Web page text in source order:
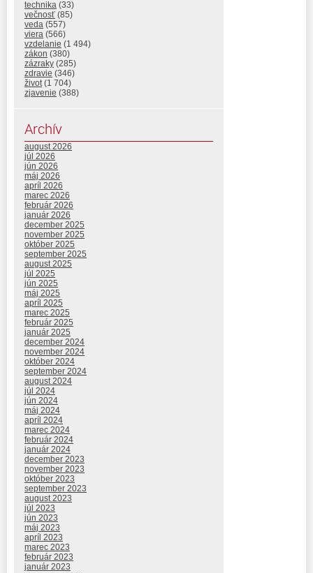
technika (33)
večnosť (85)
veda (557)
viera (566)
vzdelanie (1 494)
zákon (380)
zázraky (285)
zdravie (346)
život(1 704)
zjavenie (388)
Archív
august 2026
júl 2026
jún 2026
máj 2026
apríl 2026
marec 2026
február 2026
január 2026
december 2025
november 2025
október 2025
september 2025
august 2025
júl 2025
jún 2025
máj 2025
apríl 2025
marec 2025
február 2025
január 2025
december 2024
november 2024
október 2024
september 2024
august 2024
júl 2024
jún 2024
máj 2024
apríl 2024
marec 2024
február 2024
január 2024
december 2023
november 2023
október 2023
september 2023
august 2023
júl 2023
jún 2023
máj 2023
apríl 2023
marec 2023
február 2023
január 2023